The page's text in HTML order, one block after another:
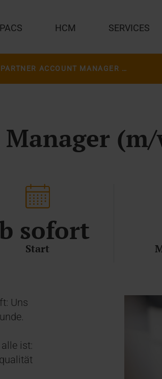
PACS HCM SERVICES
PARTNER ACCOUNT MANAGER (M/W/D)
sofort
Start
Uns
ist: